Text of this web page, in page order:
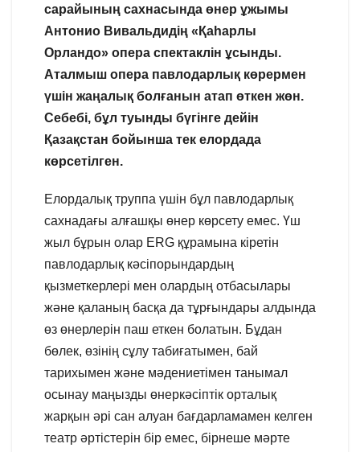
сарайының сахнасында өнер ұжымы
Антонио Вивальдидің «Қаһарлы
Орландо» опера спектаклін ұсынды.
Аталмыш опера павлодарлық көрермен
үшін жаңалық болғанын атап өткен жөн.
Себебі, бұл туынды бүгінге дейін
Қазақстан бойынша тек елордада
көрсетілген.
Елордалық труппа үшін бұл павлодарлық
сахнадағы алғашқы өнер көрсету емес. Үш
жыл бұрын олар ERG құрамына кіретін
павлодарлық кәсіпорындардың
қызметкерлері мен олардың отбасылары
және қаланың басқа да тұрғындары алдында
өз өнерлерін паш еткен болатын. Бұдан
бөлек, өзінің сұлу табиғатымен, бай
тарихымен және мәдениетімен танымал
осынау маңызды өнеркәсіптік орталық
жарқын әрі сан алуан бағдарламамен келген
театр әртістерін бір емес, бірнеше мәрте